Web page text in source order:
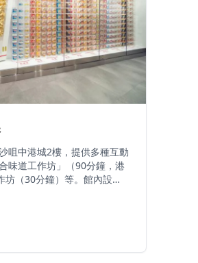
咀中港城2樓，提供多種互動
味道工作坊」（90分鐘，港
（30分鐘）等。館內設有
的趣味知識。所有訪客必須
特別優惠，包括獨家生日禮